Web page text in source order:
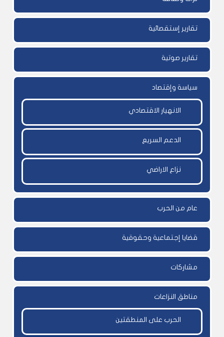
تقارير إستقصائية
تقارير صوتية
سياسة وإقتصاد
الانهيار الاقتصادي
الدعم السريع
نزاع الاراضي
عام من الحرب
قضايا إجتماعية وحقوقية
مشاركات
مناطق النزاعات
الحرب على المنطقتين